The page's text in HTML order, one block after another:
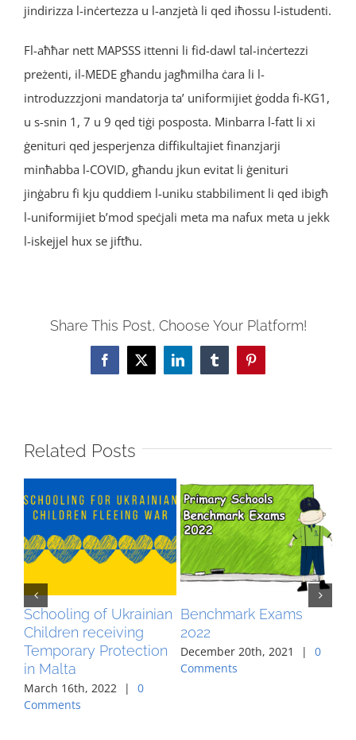
jindirizza l-inċertezza u l-anzjetà li qed iħossu l-istudenti.
Fl-aħħar nett MAPSSS ittenni li fid-dawl tal-inċertezzi
preżenti, il-MEDE għandu jagħmilha ċara li l-
introduzzzjoni mandatorja ta’ uniformijiet ġodda fi-KG1,
u s-snin 1, 7 u 9 qed tiġi posposta. Minbarra l-fatt li xi
ġenituri qed jesperjenza diffikultajiet finanzjarji
minħabba l-COVID, għandu jkun evitat li ġenituri
jinġabru fi kju quddiem l-uniku stabbiliment li qed ibigħ
l-uniformijiet b’mod speċjali meta ma nafux meta u jekk
l-iskejjel hux se jiftħu.
Share This Post, Choose Your Platform!
Facebook
X LinkedInTumblrPinterest
Related Posts
Schooling of Ukrainian
Children receiving
Temporary Protection
in Malta
March 16th, 2022 |
0
Comments
Benchmark Exams
2022
December 20th, 2021 |
0
Comments